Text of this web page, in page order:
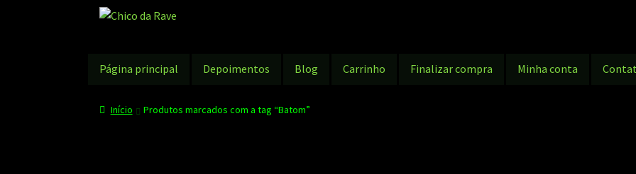
Pular
Pular
conteúdo
Página principal Depoimentos Blog Carrinho Finalizar compra Minha conta
Início Produtos marcados com a tag “Batom”